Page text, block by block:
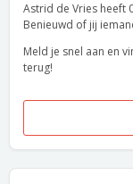
Astrid de Vries heeft
Benieuwd of jij
Meld je snel aan en
terug!